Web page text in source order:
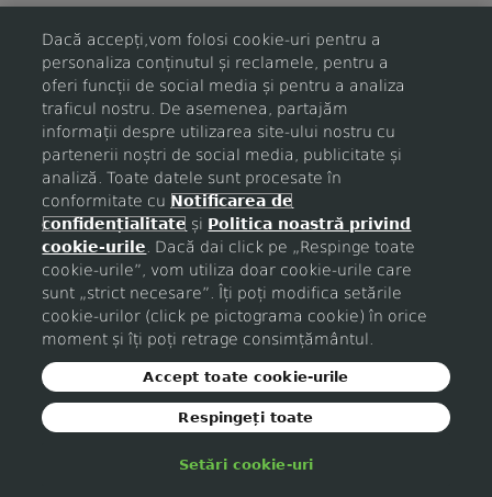
Login
Nu esti inregistrat?
Dacă accepți,vom folosi cookie-uri pentru a
personaliza conținutul și reclamele, pentru a
oferi funcții de social media și pentru a analiza
traficul nostru. De asemenea, partajăm
informații despre utilizarea site-ului nostru cu
partenerii noștri de social media, publicitate și
analiză. Toate datele sunt procesate în
conformitate cu Notificarea de
confidențialitate și Politica noastră privind
cookie-urile . Dacă dai click pe „Respinge toate
cookie-urile”, vom utiliza doar cookie-urile care
sunt „strict necesare”. Îți poți modifica setările
cookie-urilor (click pe pictograma cookie) în orice
moment și îți poți retrage consimțământul.
Setări cookie-uri
Respingeți toate
Accept toate cookie-urile